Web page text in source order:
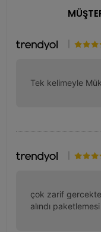
Tek kelimeyle
çok zarif
alındı